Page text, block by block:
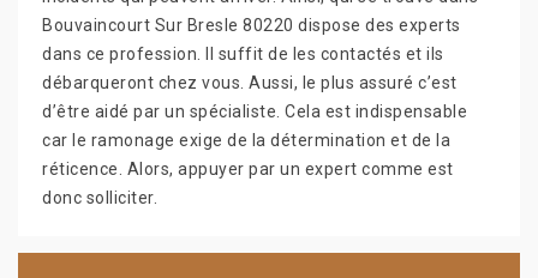
Bouvaincourt Sur Bresle 80220 dispose des experts
dans ce profession. Il suffit de les contactés et ils
débarqueront chez vous. Aussi, le plus assuré c’est
d’être aidé par un spécialiste. Cela est indispensable
car le ramonage exige de la détermination et de la
réticence. Alors, appuyer par un expert comme est
donc solliciter.